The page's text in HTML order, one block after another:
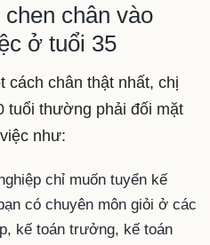
chân vào
ở tuổi 35
cách chân thật nhất, chị
tuổi thường phải đối mặt
như:
chỉ muốn tuyển kế
có chuyên môn giỏi ở các
kế toán trưởng, kế toán